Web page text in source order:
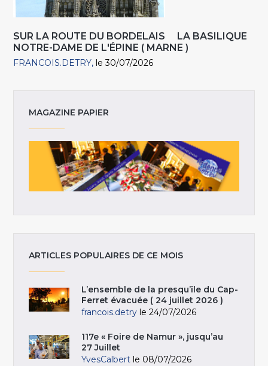
SUR LA ROUTE DU BORDELAIS LA BASILIQUE
NOTRE-DAME DE L'ÉPINE ( MARNE )
FRANCOIS.DETRY le 30/07/2026
MAGAZINE PAPIER
ARTICLES POPULAIRES DE CE MOIS
L’ensemble de la presqu’île du Cap-
Ferret évacuée ( 24 juillet 2026 )
francois.detry le 24/07/2026
117e « Foire de Namur », jusqu’au
27 Juillet
YvesCalbert le 08/07/2026